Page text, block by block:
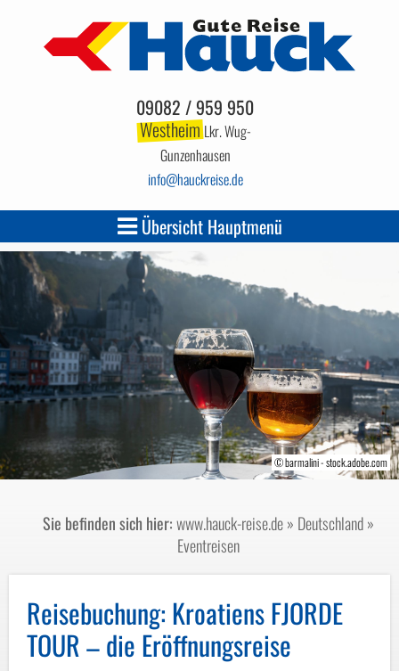
09082 / 959 950
WestheimLkr. Wug-
Gunzenhausen
info hauckreise.de
Übersicht Hauptmenü
© mirkofotori-fotolia.com
© xbrchx-fotolia.com
© barmalini - stock.adobe.com
Sie befinden sich hier:www.hauck-reise.de» Deutschland»
Eventreisen
Reisebuchung: Kroatiens FJORDE
TOUR – die Eröffnungsreise